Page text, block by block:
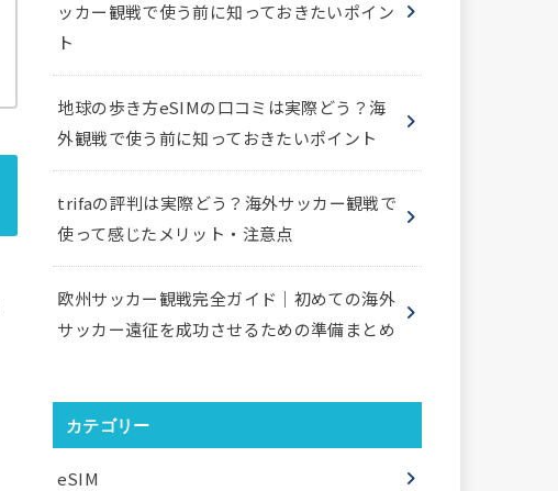
ッカー観戦で使う前に知っておきたいポイン
ト
地球の歩き方eSIMの口コミは実際どう？海
外観戦で使う前に知っておきたいポイント
trifaの評判は実際どう？海外サッカー観戦で
使って感じたメリット・注意点
欧州サッカー観戦完全ガイド｜初めての海外
サッカー遠征を成功させるための準備まとめ
カテゴリー
eSIM